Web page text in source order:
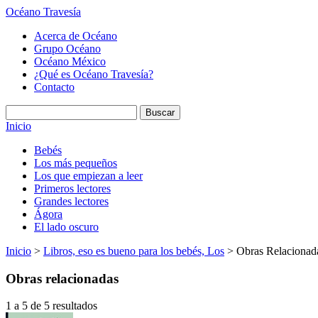
Océano Travesía
Acerca de Océano
Grupo Océano
Océano México
¿Qué es Océano Travesía?
Contacto
Inicio
Bebés
Los más pequeños
Los que empiezan a leer
Primeros lectores
Grandes lectores
Ágora
El lado oscuro
Inicio > Libros, eso es bueno para los bebés, Los > Obras
Obras relacionadas
1 a 5 de 5 resultados